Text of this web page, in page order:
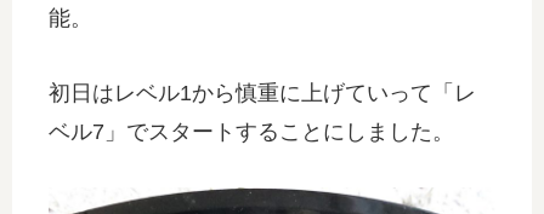
能。
初日はレベル1から慎重に上げていって「レ
ベル7」でスタートすることにしました。